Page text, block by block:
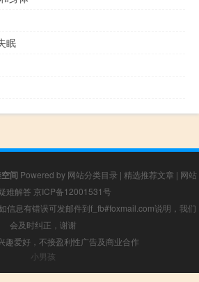
眠
间 Powered by 网站分类目录 | 精选推荐文章 | 网站
难解答 京ICP备12001531号
信息有错误可发邮件到f_fb#foxmail.com说明，我们
会及时纠正，谢谢
趣爱好，不接盈利性广告及商业合作
小男孩